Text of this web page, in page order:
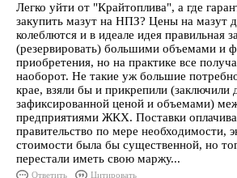
Легко уйти от "Крайтоплива", а где
закупить мазут на НПЗ? Цены на мазут
колеблются и в идеале идея правильная
(резервировать) большими объемами и
приобретения, но на практике все
наоборот. Не такие уж большие
крае, взяли бы и прикрепили (заключили
зафиксированной ценой и объемами)
предприятиями ЖКХ. Поставки
правительство по мере необходимости,
стоимости была бы существенной, но
перестали иметь свою маржу...
Ответить Цитировать